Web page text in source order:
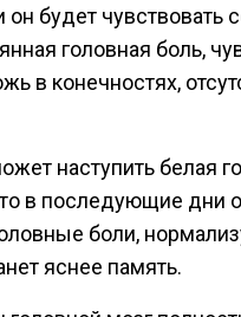
будет чувствовать
головная боль,
в конечностях,
наступить белая
в последующие дни
боли,
яснее память.